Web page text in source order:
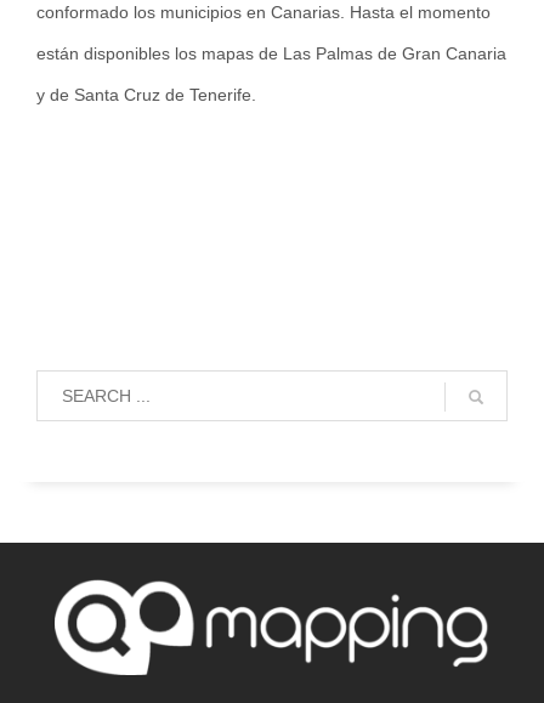
conformado los municipios en Canarias. Hasta el momento
están disponibles los mapas de Las Palmas de Gran Canaria
y de Santa Cruz de Tenerife.